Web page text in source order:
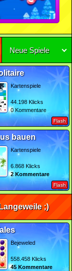
Neue Spiele
Kartenspiele
44.198 Klicks
0 Kommentare
Flash
bauen
Kartenspiele
6.868 Klicks
2 Kommentare
Flash
;)
Bejeweled
558.458 Klicks
45 Kommentare